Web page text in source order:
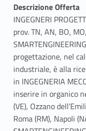
Descrizione Offerta
INGEGNERI
prov. TN, AN, BO,
progettazione, nel
industriale, è alla
in INGEGNERIA
inserire in organico
(VE), Ozzano
Roma (RM), Napoli